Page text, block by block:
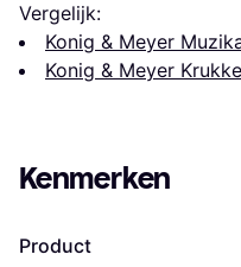
Vergelijk:
Konig & Meyer
Konig & Meyer
Kenmerken
Product